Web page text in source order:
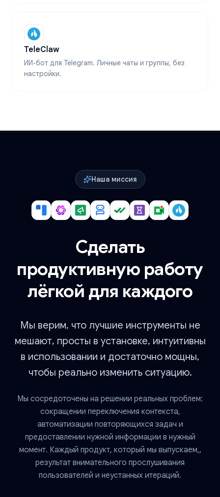
TeleClaw
ИИ-бот для Telegram. Личные чаты и группы, без
настройки.
Наша миссия
Сделать
продуктивную работу
лёгкой для каждого
Мы верим, что лучшие инструменты не
мешают, просты в установке, интуитивны
в использовании и достаточно мощны,
чтобы реально изменить ситуацию.
Мы сосредоточены на решении реальных проблем:
сокращении переключения контекста,
автоматизации повторяющихся задач и
предоставлении нужной информации в нужный
момент. Каждый продукт, который мы выпускаем,,
результат внимательного прослушивания
пользователей и неустанных итераций.